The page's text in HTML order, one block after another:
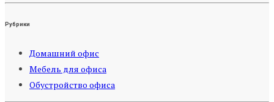
Рубрики
Домашний офис
Мебель для офиса
Обустройство офиса